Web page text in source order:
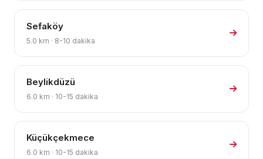
Sefaköy
5.0 km · 8-10 dakika
Beylikdüzü
6.0 km · 10-15 dakika
Küçükçekmece
6.0 km · 10-15 dakika